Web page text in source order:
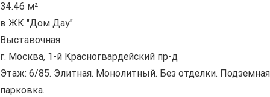
34.46 м²
в ЖК "Дом Дау"
Выставочная
г. Москва, 1-й Красногвардейский пр-д
Этаж: 6/85. Элитная. Монолитный. Без отделки. Подземная
парковка.